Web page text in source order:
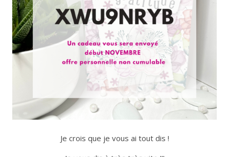
Je crois que je vous ai tout dis !